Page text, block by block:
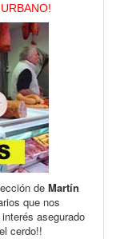
de Martín
que nos
asegurado
cerdo!!